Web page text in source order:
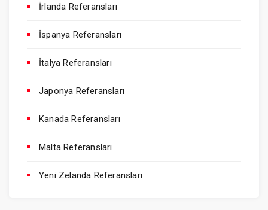
İrlanda Referansları
İspanya Referansları
İtalya Referansları
Japonya Referansları
Kanada Referansları
Malta Referansları
Yeni Zelanda Referansları